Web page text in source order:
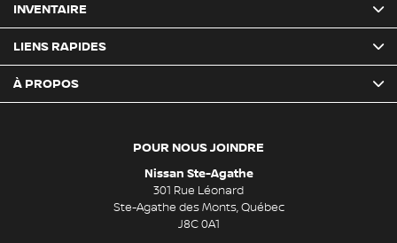
POUR NOUS JOINDRE
Nissan Ste-Agathe
301 Rue Léonard
Ste-Agathe des Monts,Québec
J8C 0A1
INVENTAIRE
LIENS RAPIDES
À PROPOS